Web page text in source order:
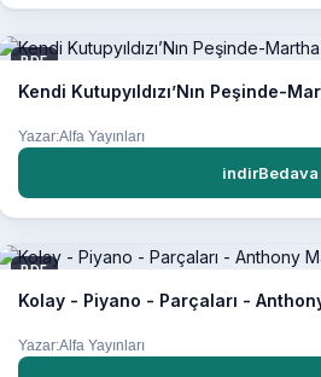
PDF
Kendi Kutupyıldızı’Nın Peşinde-
Yazar:Alfa Yayınları
indirBedava
PDF
Kolay - Piyano - Parçaları -
Yazar:Alfa Yayınları